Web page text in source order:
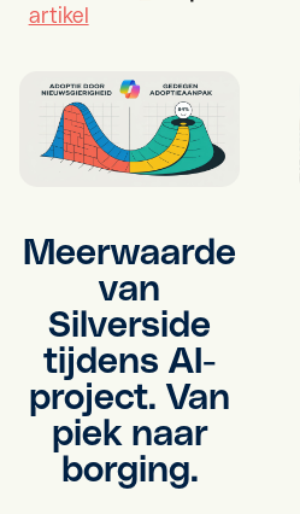
artikel
Meerwaarde
van
Silverside
tijdens AI-
project. Van
piek naar
borging.